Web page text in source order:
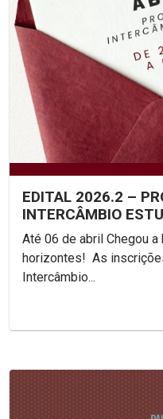
EDITAL 2026.2 –
INTERCÂMBIO
Até 06 de abril Chegou a hora de expandir seus
horizontes! As inscrições para o Programa de
Intercâmbio...